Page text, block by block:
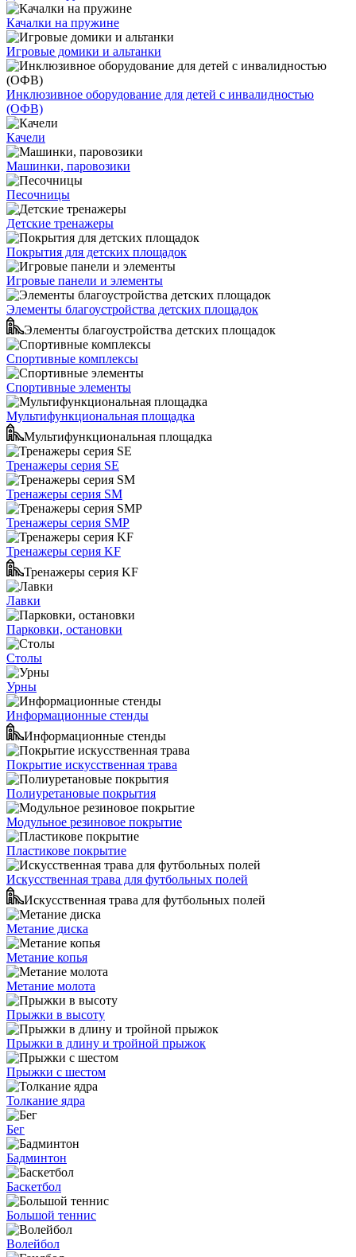
Качалки на пружине
Игровые домики и альтанки
Инклюзивное оборудование для детей с инвалидностью
(ОФВ)
Качели
Машинки, паровозики
Песочницы
Детские тренажеры
Покрытия для детских площадок
Игровые панели и элементы
Элементы благоустройства детских площадок
Элементы благоустройства детских площадок
Спортивные комплексы
Спортивные элементы
Мультифункциональная площадка
Мультифункциональная площадка
Тренажеры серия SE
Тренажеры серия SM
Тренажеры серия SMP
Тренажеры серия KF
Тренажеры серия KF
Лавки
Парковки, остановки
Столы
Урны
Информационные стенды
Информационные стенды
Покрытие искусственная трава
Полиуретановые покрытия
Модульное резиновое покрытие
Пластикове покрытие
Искусственная трава для футбольных полей
Искусственная трава для футбольных полей
Метание диска
Метание копья
Метание молота
Прыжки в высоту
Прыжки в длину и тройной прыжок
Прыжки с шестом
Толкание ядра
Бег
Бадминтон
Баскетбол
Большой теннис
Волейбол